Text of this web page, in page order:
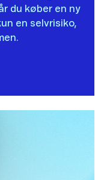
du køber en ny
en selvrisiko,